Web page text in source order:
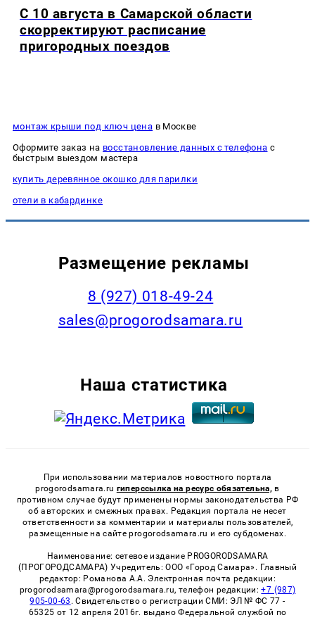
С 10 августа в Самарской области
скорректируют расписание
пригородных поездов
монтаж крыши под ключ цена в Москве
Оформите заказ на восстановление данных с телефона с
быстрым выездом мастера
купить деревянное окошко для парилки
отели в кабардинке
Размещение рекламы
8 (927) 018-49-24
sales@progorodsamara.ru
Наша статистика
При использовании материалов новостного портала
progorodsamara.ru гиперссылка на ресурс обязательна, в
противном случае будут применены нормы законодательства РФ
об авторских и смежных правах. Редакция портала не несет
ответственности за комментарии и материалы пользователей,
размещенные на сайте progorodsamara.ru и его субдоменах.
Наименование: сетевое издание PROGORODSAMARA
(ПРОГОРОДСАМАРА) Учредитель: ООО «Город Самара». Главный
редактор: Романова А.А. Электронная почта редакции:
progorodsamara@progorodsamara.ru, телефон редакции:+7 (987)
905-00-63 . Свидетельство о регистрации СМИ: ЭЛ № ФС 77 -
65325 от 12 апреля 2016г. выдано Федеральной службой по